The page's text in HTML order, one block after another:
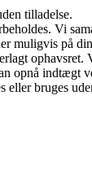
tilladelse.
Vi
muligvis på
ophavsret.
opnå indtægt
eller bruges